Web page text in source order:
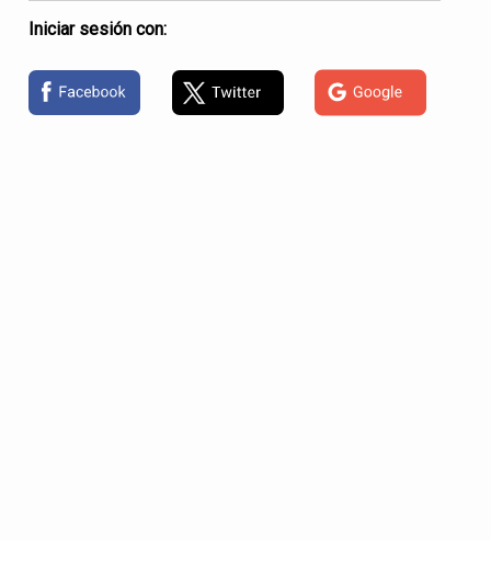
Iniciar sesión con: